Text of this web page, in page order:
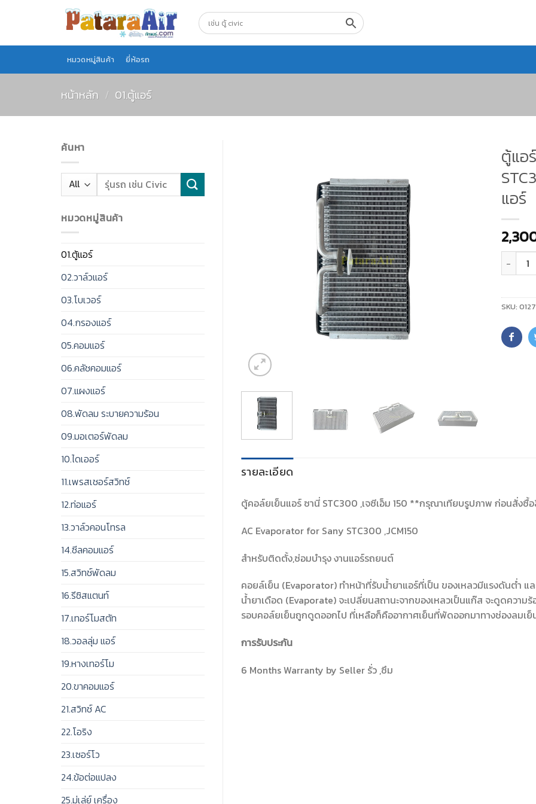
หมวดหมู่สินค้า ยี่ห้อรถ
หน้าหลัก / 01.ตู้แอร์
ค้นหา
หมวดหมู่สินค้า
01.ตู้แอร์
02.วาล์วแอร์
03.โบเวอร์
04.กรองแอร์
05.คอมแอร์
06.คลัชคอมแอร์
07.แผงแอร์
08.พัดลม ระบายความร้อน
09.มอเตอร์พัดลม
10.ไดเออร์
11.เพรสเชอร์สวิทช์
12.ท่อแอร์
13.วาล์วคอนโทรล
14.ซีลคอมแอร์
15.สวิทช์พัดลม
16.รีซิสแตนท์
17.เทอร์โมสตัท
18.วอลลุ่ม แอร์
19.หางเทอร์โม
20.ขาคอมแอร์
21.สวิทช์ AC
22.โอริง
23.เซอร์โว
24.ข้อต่อแปลง
25.มู่เล่ย์ เครื่อง
ตู้แอ
แอร์
SKU:
รายละเอียด
ตู้คอล์ยเย็นแอร์ ซานี่ STC300 ,เจซีเอ็ม 150 **กรุณาเทียบรูปภาพ ก่อนสั่งซื้
AC Evaporator for Sany STC300 ,JCM150
สำหรับติดตั้ง,ซ่อมบำรุง งานแอร์รถยนต์
คอยล์เย็น (Evaporator) ทำหน้าที่รับน้ำยาแอร์ที่เป็น ของเหลวมีแรงดันต่ำ
น้ำยาเดือด (Evaporate) จะเปลี่ยนสถานะจากของเหลวเป็นแก๊ส จะดูดความ
รอบคอล์ยเย็นถูกดูดออกไป ที่เหลือก็คืออากาศเย็นที่พัดออกมาทางช่องลมเย็
การรับประกัน
6 Months Warranty by Seller รั่ว ,ซึม